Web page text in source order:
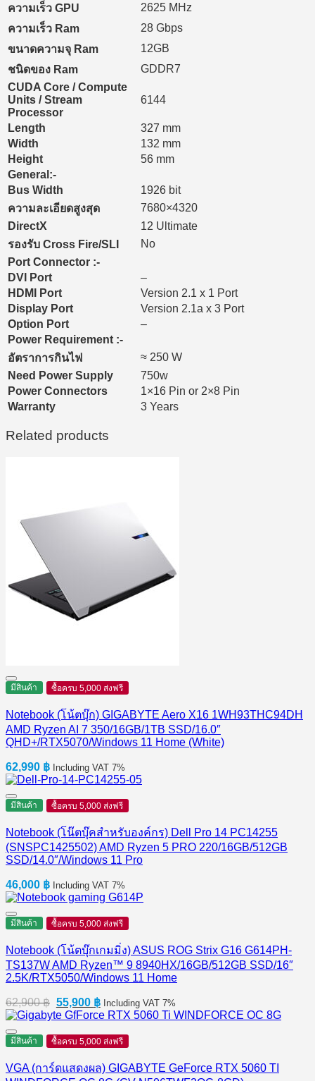
ความเร็ว GPU
2625 MHz
ความเร็ว Ram
28 Gbps
ขนาดความจุ Ram
12GB
ชนิดของ Ram
GDDR7
CUDA Core / Compute
Units / Stream
Processor
6144
Length
327 mm
Width
132 mm
Height
56 mm
General:-
Bus Width
1926 bit
ความละเอียดสูงสุด
7680×4320
DirectX
12 Ultimate
รองรับ Cross Fire/SLI
No
Port Connector :-
DVI Port
–
HDMI Port
Version 2.1 x 1 Port
Display Port
Version 2.1a x 3 Port
Option Port
–
Power Requirement :-
อัตราการกินไฟ
≈ 250 W
Need Power Supply
750w
Power Connectors
1×16 Pin or 2×8 Pin
Warranty
3 Years
Related products
มีสินค้า ซื้อครบ 5,000 ส่งฟรี
Notebook (โน้ตบุ๊ก) GIGABYTE Aero X16 1WH93THC94DH
AMD Ryzen AI 7 350/16GB/1TB SSD/16.0″
QHD+/RTX5070/Windows 11 Home (White)
62,990 ฿ Including VAT 7%
มีสินค้า ซื้อครบ 5,000 ส่งฟรี
Notebook (โน๊ตบุ๊คสำหรับองค์กร) Dell Pro 14 PC14255
(SNSPC1425502) AMD Ryzen 5 PRO 220/16GB/512GB
SSD/14.0″/Windows 11 Pro
46,000 ฿ Including VAT 7%
มีสินค้า ซื้อครบ 5,000 ส่งฟรี
Notebook (โน้ตบุ๊กเกมมิ่ง) ASUS ROG Strix G16 G614PH-
TS137W AMD Ryzen™ 9 8940HX/16GB/512GB SSD/16″
2.5K/RTX5050/Windows 11 Home
62,900฿ Original
price
62,900 ฿.
55,900 ฿Current
price
55,900 ฿.
Including VAT 7%
มีสินค้า ซื้อครบ 5,000 ส่งฟรี
VGA (การ์ดแสดงผล) GIGABYTE GeForce RTX 5060 TI